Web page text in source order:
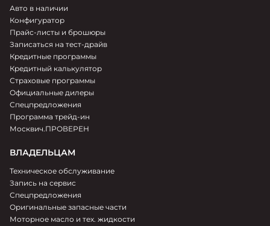
Связаться с дилером
ТРИНИТИ МОТОРС
ООО «Авентин-Ауто»
Адрес:
Белгород, пр-кт Богдана Хмельницкого, д.205Б
8 (4722) 35-76-76
moskvich-trinity.ru/
Связаться с дилером
Авто в наличии
Конфигуратор
Прайс-листы и брошюры
Записаться на тест-драйв
Кредитные программы
Кредитный калькулятор
Страховые программы
Официальные дилеры
Спецпредложения
Программа трейд-ин
Москвич.ПРОВЕРЕН
ВЛАДЕЛЬЦАМ
Техническое обслуживание
Запись на сервис
Спецпредложения
Оригинальные запасные части
Моторное масло и тех. жидкости